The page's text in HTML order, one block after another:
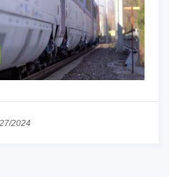
2024